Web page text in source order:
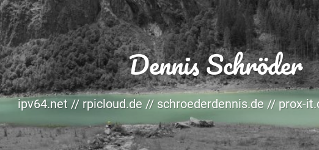
Dennis Schröder
ipv64.net // rpicloud.de // schroederdennis.de // prox-